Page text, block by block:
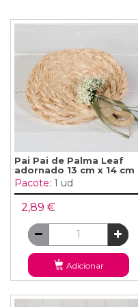
Pai Pai de Palma Leaf
adornado 13 cm x 14 cm
Pacote: 1 ud
2,89 €
Adicionar